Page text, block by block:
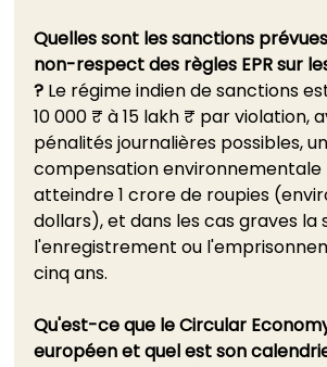
Quelles sont les sanctions
non-respect des règles EPR sur
? Le régime indien de sanctions
10 000 ₹ à 15 lakh ₹ par violation,
pénalités journalières possibles,
compensation environnementale
atteindre 1 crore de roupies
dollars), et dans les cas graves la
l'enregistrement ou
cinq ans.
Qu'est-ce que le Circular
européen et quel est son